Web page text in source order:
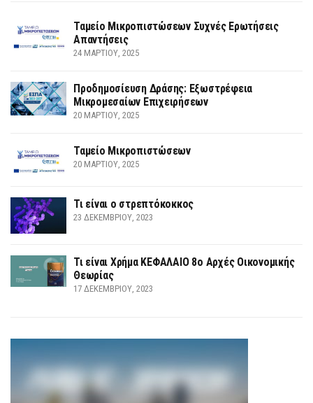
Ταμείο Μικροπιστώσεων Συχνές Ερωτήσεις
Απαντήσεις
24 ΜΑΡΤΊΟΥ, 2025
Προδημοσίευση Δράσης: Εξωστρέφεια
Μικρομεσαίων Επιχειρήσεων
20 ΜΑΡΤΊΟΥ, 2025
Ταμείο Μικροπιστώσεων
20 ΜΑΡΤΊΟΥ, 2025
Τι είναι ο στρεπτόκοκκος
23 ΔΕΚΕΜΒΡΊΟΥ, 2023
Τι είναι Χρήμα ΚΕΦΑΛΑΙΟ 8ο Αρχές Οικονομικής
Θεωρίας
17 ΔΕΚΕΜΒΡΊΟΥ, 2023